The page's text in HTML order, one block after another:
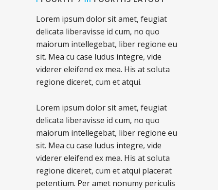
Lorem ipsum dolor sit amet, feugiat
delicata liberavisse id cum, no quo
maiorum intellegebat, liber regione eu
sit. Mea cu case ludus integre, vide
viderer eleifend ex mea. His at soluta
regione diceret, cum et atqui.
Lorem ipsum dolor sit amet, feugiat
delicata liberavisse id cum, no quo
maiorum intellegebat, liber regione eu
sit. Mea cu case ludus integre, vide
viderer eleifend ex mea. His at soluta
regione diceret, cum et atqui placerat
petentium. Per amet nonumy periculis